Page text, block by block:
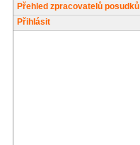
Přehled zpracovatelů posudků
Přihlásit